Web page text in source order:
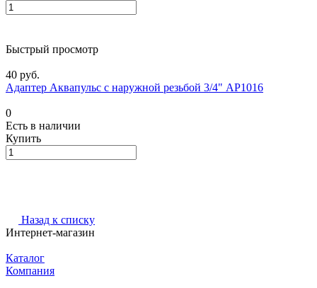
Быстрый просмотр
40 руб.
Адаптер Аквапульс с наружной резьбой 3/4" АР1016
0
Есть в наличии
Купить
Назад к списку
Интернет-магазин
Каталог
Компания